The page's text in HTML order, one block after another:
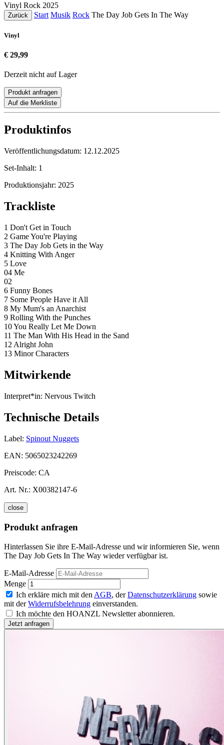
Vinyl Rock 2025
Zurück Start Musik Rock The Day Job Gets In The Way
Vinyl
€ 29,99
Derzeit nicht auf Lager
Produkt anfragen
Auf die Merkliste
Produktinfos
Veröffentlichungsdatum: 12.12.2025
Set-Inhalt: 1
Produktionsjahr: 2025
Trackliste
1 Don't Get in Touch
2 Game You're Playing
3 The Day Job Gets in the Way
4 Knitting With Anger
5 Love
04 Me
02
6 Funny Bones
7 Some People Have it All
8 My Mum's an Anarchist
9 Rolling With the Punches
10 You Really Let Me Down
11 The Man With His Head in the Sand
12 Alright John
13 Minor Characters
Mitwirkende
Interpret*in: Nervous Twitch
Technische Details
Label: Spinout Nuggets
EAN: 5065023242269
Preiscode: CA
Art. Nr.: X00382147-6
close
Produkt anfragen
Hinterlassen Sie ihre E-Mail-Adresse und wir informieren Sie, wenn
The Day Job Gets In The Way wieder verfügbar ist.
E-Mail-Adresse
Menge
Ich erkläre mich mit den AGB, derDatenschutzerklärung sowie
mit derWiderrufsbelehrung einverstanden.
Ich möchte den HOANZL Newsletter abonnieren.